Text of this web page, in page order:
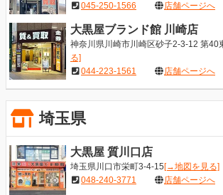
045-250-1566
店舗ページへ
大黒屋ブランド館 川崎店
神奈川県川崎市川崎区砂子2-3-12 第40
る]
044-223-1561
店舗ページへ
埼玉県
大黒屋 質川口店
埼玉県川口市栄町3-4-15[→地図を見る]
048-240-3771
店舗ページへ